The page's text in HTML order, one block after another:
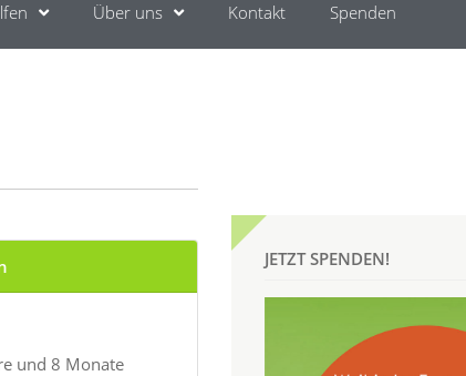
Über uns Kontakt Spenden
und 8 Monate
JETZT SPENDEN!